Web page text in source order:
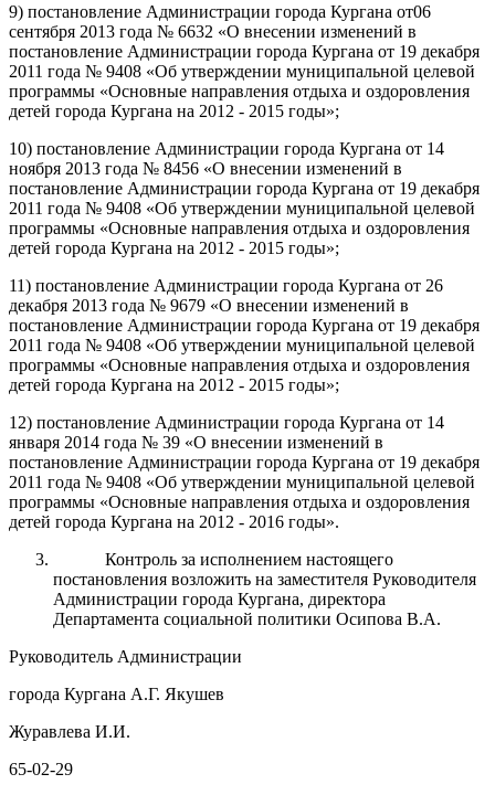
9) постановление Администрации города Кургана от06
сентября 2013 года № 6632 «О внесении изменений в
постановление Администрации города Кургана от 19 декабря
2011 года № 9408 «Об утверждении муниципальной целевой
программы «Основные направления отдыха и оздоровления
детей города Кургана на 2012 - 2015 годы»;
10) постановление Администрации города Кургана от 14
ноября 2013 года № 8456 «О внесении изменений в
постановление Администрации города Кургана от 19 декабря
2011 года № 9408 «Об утверждении муниципальной целевой
программы «Основные направления отдыха и оздоровления
детей города Кургана на 2012 - 2015 годы»;
11) постановление Администрации города Кургана от 26
декабря 2013 года № 9679 «О внесении изменений в
постановление Администрации города Кургана от 19 декабря
2011 года № 9408 «Об утверждении муниципальной целевой
программы «Основные направления отдыха и оздоровления
детей города Кургана на 2012 - 2015 годы»;
12) постановление Администрации города Кургана от 14
января 2014 года № 39 «О внесении изменений в
постановление Администрации города Кургана от 19 декабря
2011 года № 9408 «Об утверждении муниципальной целевой
программы «Основные направления отдыха и оздоровления
детей города Кургана на 2012 - 2016 годы».
Контроль за исполнением настоящего
постановления возложить на заместителя Руководителя
Администрации города Кургана, директора
Департамента социальной политики Осипова В.А.
Руководитель Администрации
города Кургана А.Г. Якушев
Журавлева И.И.
65-02-29